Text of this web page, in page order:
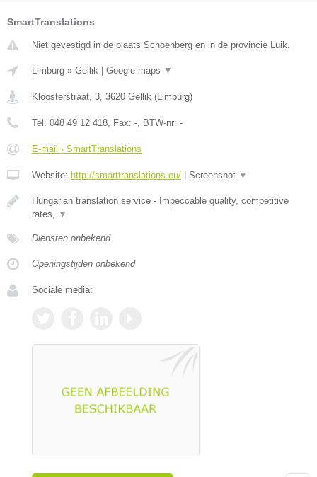
SmartTranslations
Niet gevestigd in de plaats Schoenberg en in de provincie Luik.
Limburg » Gellik Google maps ▼
Kloosterstraat, 3 3620 Gellik ( Limburg)
Tel: 048 49 12 418 , Fax: - , BTW-nr: -
E-mail › SmartTranslations
Website: http://smarttranslations.eu/ Screenshot ▼
Hungarian translation service - Impeccable quality, competitive
rates,
▼
Diensten onbekend
Openingstijden onbekend
Sociale media: